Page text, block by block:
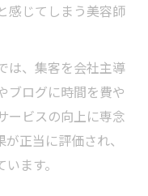
目の前のお客様
ーマン接客と高収
中力を保つ環境
感じてしまう美容師
は、集客を会社主導
ブログに時間を費や
ービスの向上に専念
正当に評価され、
ます。